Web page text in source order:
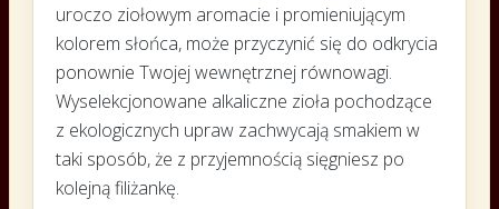
uroczo ziołowym aromacie i promieniującym
kolorem słońca, może przyczynić się do odkrycia
ponownie Twojej wewnętrznej równowagi.
Wyselekcjonowane alkaliczne zioła pochodzące
z ekologicznych upraw zachwycają smakiem w
taki sposób, że z przyjemnością sięgniesz po
kolejną filiżankę.